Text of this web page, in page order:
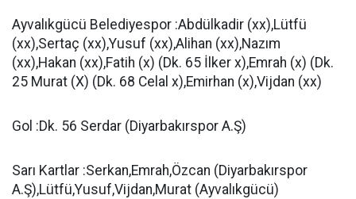
Ayvalıkgücü Belediyespor :Abdülkadir (xx),Lütfü
(xx),Sertaç (xx),Yusuf (xx),Alihan (xx),Nazım
(xx),Hakan (xx),Fatih (x) (Dk. 65 İlker x),Emrah (x) (Dk.
25 Murat (X) (Dk. 68 Celal x),Emirhan (x),Vijdan (xx)
Gol :Dk. 56 Serdar (Diyarbakırspor A.Ş)
Sarı Kartlar :Serkan,Emrah,Özcan (Diyarbakırspor
A.Ş),Lütfü,Yusuf,Vijdan,Murat (Ayvalıkgücü)